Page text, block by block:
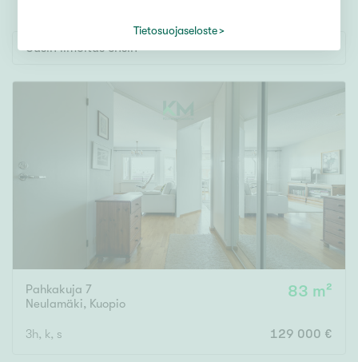
Vapaa-ajan asunto
Autotalli
Hinta
Pinta-ala
Asuinpinta-ala Kokonaispinta-ala
Uusin ilmoitus ensin
Pahkakuja 7
Neulamäki, Kuopio
83 m²
3h, k, s 129 000 €
Tietosuojaseloste